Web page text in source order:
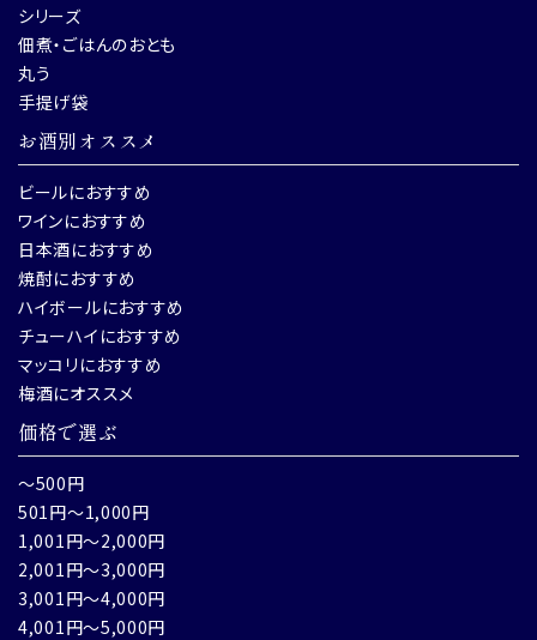
シリーズ
佃煮・ごはんのおとも
丸う
手提げ袋
お酒別オススメ
ビールにおすすめ
ワインにおすすめ
日本酒におすすめ
焼酎におすすめ
ハイボールにおすすめ
チューハイにおすすめ
マッコリにおすすめ
梅酒にオススメ
価格で選ぶ
～500円
501円～1,000円
1,001円～2,000円
2,001円～3,000円
3,001円～4,000円
4,001円～5,000円